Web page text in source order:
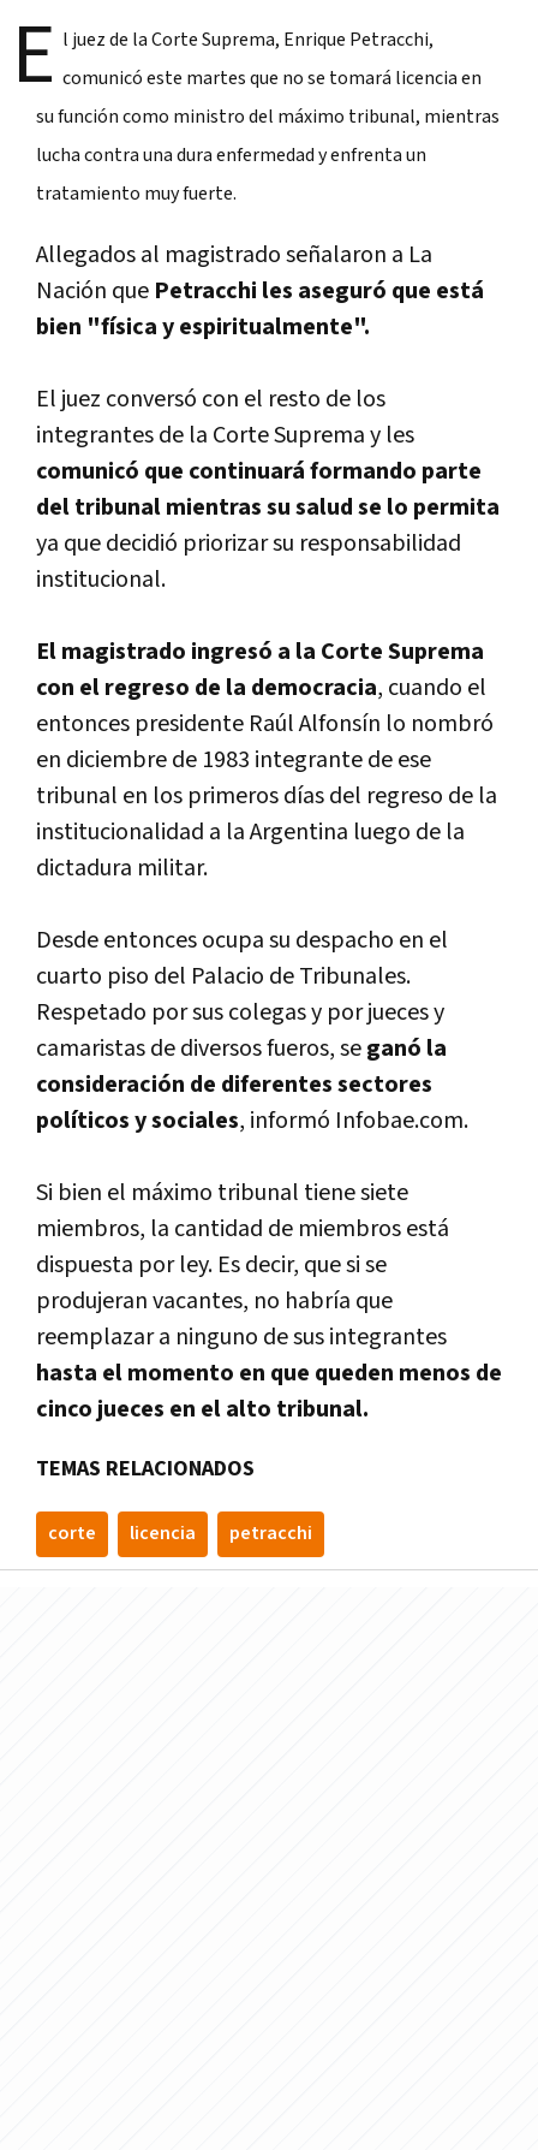
E l juez de la Corte Suprema, Enrique Petracchi,
comunicó este martes que no se tomará licencia en
su función como ministro del máximo tribunal, mientras
lucha contra una dura enfermedad y enfrenta un
tratamiento muy fuerte.
Allegados al magistrado señalaron a La
Nación que Petracchi les aseguró que está
bien "física y espiritualmente".
El juez conversó con el resto de los
integrantes de la Corte Suprema y les
comunicó que continuará formando parte
del tribunal mientras su salud se lo permita
ya que decidió priorizar su responsabilidad
institucional.
El magistrado ingresó a la Corte Suprema
con el regreso de la democracia, cuando el
entonces presidente Raúl Alfonsín lo nombró
en diciembre de 1983 integrante de ese
tribunal en los primeros días del regreso de la
institucionalidad a la Argentina luego de la
dictadura militar.
Desde entonces ocupa su despacho en el
cuarto piso del Palacio de Tribunales.
Respetado por sus colegas y por jueces y
camaristas de diversos fueros, seganó la
consideración de diferentes sectores
políticos y sociales, informó Infobae.com.
Si bien el máximo tribunal tiene siete
miembros, la cantidad de miembros está
dispuesta por ley. Es decir, que si se
produjeran vacantes, no habría que
reemplazar a ninguno de sus integrantes
hasta el momento en que queden menos de
cinco jueces en el alto tribunal.
TEMAS RELACIONADOS
corte licencia petracchi